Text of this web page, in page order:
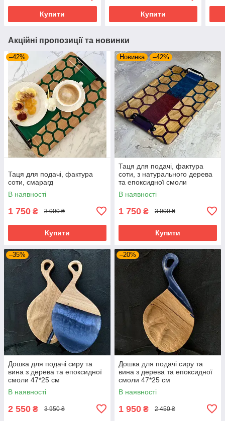
Купити Купити
Акційні пропозиції та новинки
–42%
Таця для подачі, фактура
соти, смарагд
В наявності
1 750 ₴ 3 000 ₴
Купити
Новинка –42%
Таця для подачі, фактура
соти, з натурального дерева
та епоксидної смоли
В наявності
1 750 ₴ 3 000 ₴
Купити
–35%
Дошка для подачі сиру та
вина з дерева та епоксидної
смоли 47*25 см
В наявності
2 550 ₴ 3 950 ₴
–20%
Дошка для подачі сиру та
вина з дерева та епоксидної
смоли 47*25 см
В наявності
1 950 ₴ 2 450 ₴